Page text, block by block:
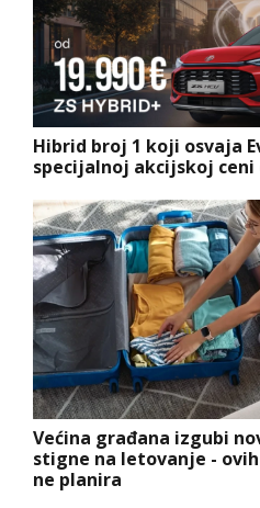
Hibrid broj 1 koji osvaja
specijalnoj akcijskoj ceni
Većina građana izgubi
stigne na letovanje -
ne planira